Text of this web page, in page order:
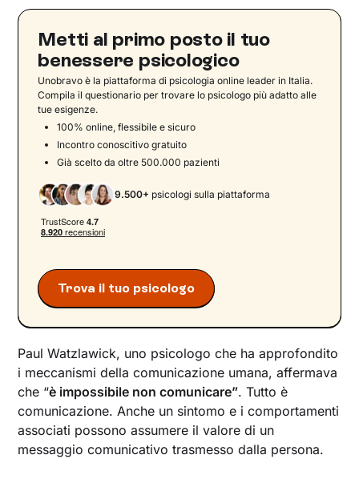
L'anestesia emotiva nelle persone che
Anestesia emotiva come difesa
Anestesia emozionale nelle relazioni
Anestesia emozionale e depersonalizzazione
Anestesia dei sentimenti: le somatizzazioni
Anestesia emozionale: c’è una cura?
Cosa fare se si soffre di manifestazioni
psicosomatiche?
Modelli teorici e clinici dell’anestesia emotiva
Manifestazioni corporee e conseguenze
Tecniche terapeutiche per la riattivazione
emotiva
Anestesia emotiva: la cura in un percorso
terapeutico
Anestesia emotiva: libri per approfondire
Esercizi pratici per riconnettersi con le proprie
emozioni
Ritrova il contatto con le tue emozioni: puoi
iniziare un percorso di psicoterapia online con
Unobravo
Metti al primo posto il tuo
benessere psicologico
Unobravo è la piattaforma di psicologia online leader in Italia.
Compila il questionario per trovare lo psicologo più adatto alle
tue esigenze.
Trova il tuo psicologo
100% online, flessibile e sicuro
Incontro conoscitivo gratuito
Già scelto da oltre 500.000 pazienti
9.500+ psicologi sulla piattaforma
Paul Watzlawick, uno psicologo che ha approfondito
i meccanismi della comunicazione umana, affermava
che “è impossibile non comunicare”. Tutto è
comunicazione. Anche un sintomo e i comportamenti
associati possono assumere il valore di un
messaggio comunicativo trasmesso dalla persona.